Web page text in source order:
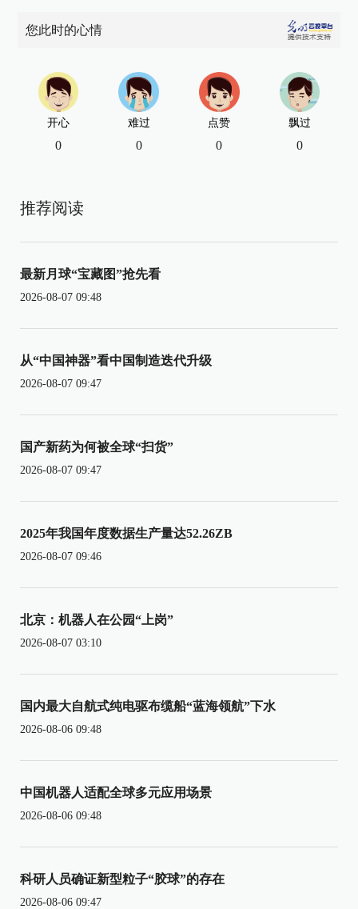
您此时的心情
开心
0
难过
0
点赞
0
飘过
0
推荐阅读
最新月球“宝藏图”抢先看
2026-08-07 09:48
从“中国神器”看中国制造迭代升级
2026-08-07 09:47
国产新药为何被全球“扫货”
2026-08-07 09:47
2025年我国年度数据生产量达52.26ZB
2026-08-07 09:46
北京：机器人在公园“上岗”
2026-08-07 03:10
国内最大自航式纯电驱布缆船“蓝海领航”下水
2026-08-06 09:48
中国机器人适配全球多元应用场景
2026-08-06 09:48
科研人员确证新型粒子“胶球”的存在
2026-08-06 09:47